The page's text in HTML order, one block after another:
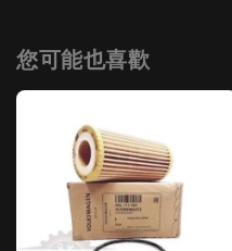
您可能也喜歡